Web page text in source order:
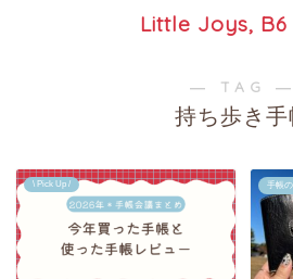
Little Joys, B6
― TAG ―
持ち歩き手
\ Pick Up / 手帳